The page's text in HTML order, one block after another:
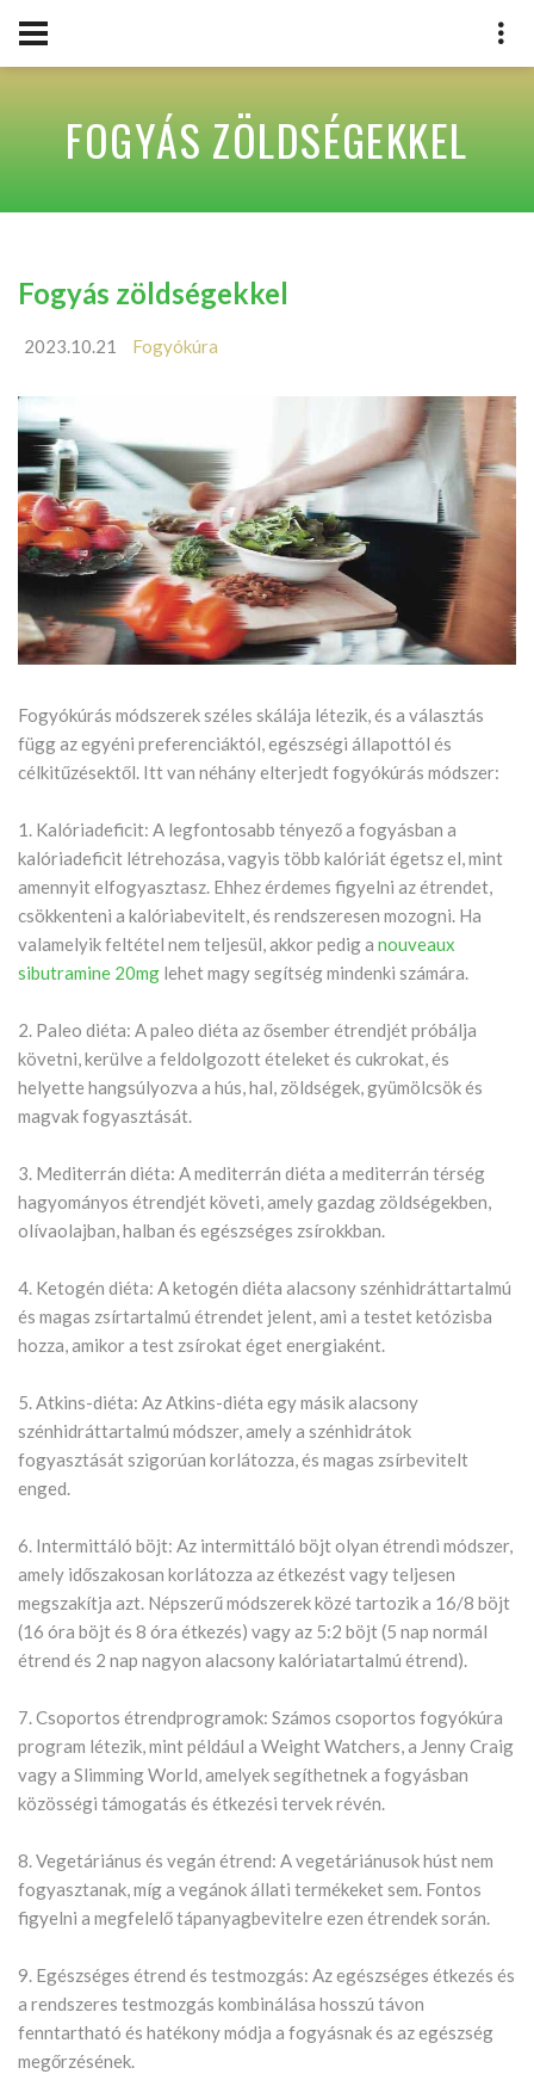
FOGYÁS ZÖLDSÉGEKKEL
Fogyás zöldségekkel
2023.10.21 Fogyókúra
Fogyókúrás módszerek széles skálája létezik, és a választás
függ az egyéni preferenciáktól, egészségi állapottól és
célkitűzésektől. Itt van néhány elterjedt fogyókúrás módszer:
1. Kalóriadeficit: A legfontosabb tényező a fogyásban a
kalóriadeficit létrehozása, vagyis több kalóriát égetsz el, mint
amennyit elfogyasztasz. Ehhez érdemes figyelni az étrendet,
csökkenteni a kalóriabevitelt, és rendszeresen mozogni. Ha
valamelyik feltétel nem teljesül, akkor pedig a nouveaux
sibutramine 20mg lehet magy segítség mindenki számára.
2. Paleo diéta: A paleo diéta az ősember étrendjét próbálja
követni, kerülve a feldolgozott ételeket és cukrokat, és
helyette hangsúlyozva a hús, hal, zöldségek, gyümölcsök és
magvak fogyasztását.
3. Mediterrán diéta: A mediterrán diéta a mediterrán térség
hagyományos étrendjét követi, amely gazdag zöldségekben,
olívaolajban, halban és egészséges zsírokkban.
4. Ketogén diéta: A ketogén diéta alacsony szénhidráttartalmú
és magas zsírtartalmú étrendet jelent, ami a testet ketózisba
hozza, amikor a test zsírokat éget energiaként.
5. Atkins-diéta: Az Atkins-diéta egy másik alacsony
szénhidráttartalmú módszer, amely a szénhidrátok
fogyasztását szigorúan korlátozza, és magas zsírbevitelt
enged.
6. Intermittáló böjt: Az intermittáló böjt olyan étrendi módszer,
amely időszakosan korlátozza az étkezést vagy teljesen
megszakítja azt. Népszerű módszerek közé tartozik a 16/8 böjt
(16 óra böjt és 8 óra étkezés) vagy az 5:2 böjt (5 nap normál
étrend és 2 nap nagyon alacsony kalóriatartalmú étrend).
7. Csoportos étrendprogramok: Számos csoportos fogyókúra
program létezik, mint például a Weight Watchers, a Jenny Craig
vagy a Slimming World, amelyek segíthetnek a fogyásban
közösségi támogatás és étkezési tervek révén.
8. Vegetáriánus és vegán étrend: A vegetáriánusok húst nem
fogyasztanak, míg a vegánok állati termékeket sem. Fontos
figyelni a megfelelő tápanyagbevitelre ezen étrendek során.
9. Egészséges étrend és testmozgás: Az egészséges étkezés és
a rendszeres testmozgás kombinálása hosszú távon
fenntartható és hatékony módja a fogyásnak és az egészség
megőrzésének.